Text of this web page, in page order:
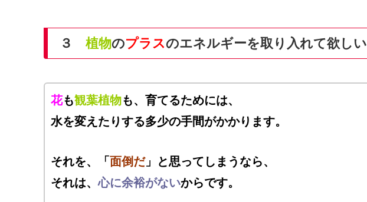
３ 植物のプラスのエネルギーを取り入れて欲しい
花も観葉植物も、育てるためには、
水を変えたりする多少の手間がかかります。
それを、「 面倒だ」と思ってしまうなら、
それは、心に余裕がないからです。